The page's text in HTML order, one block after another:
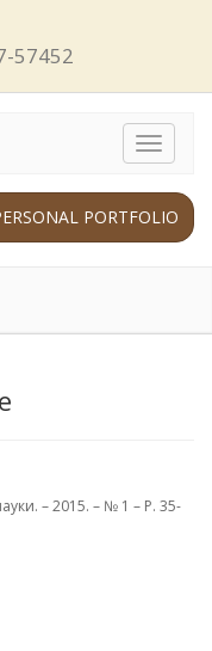
57452
Toggle
PORTFOLIO
– 2015. – № 1 – P. 35-